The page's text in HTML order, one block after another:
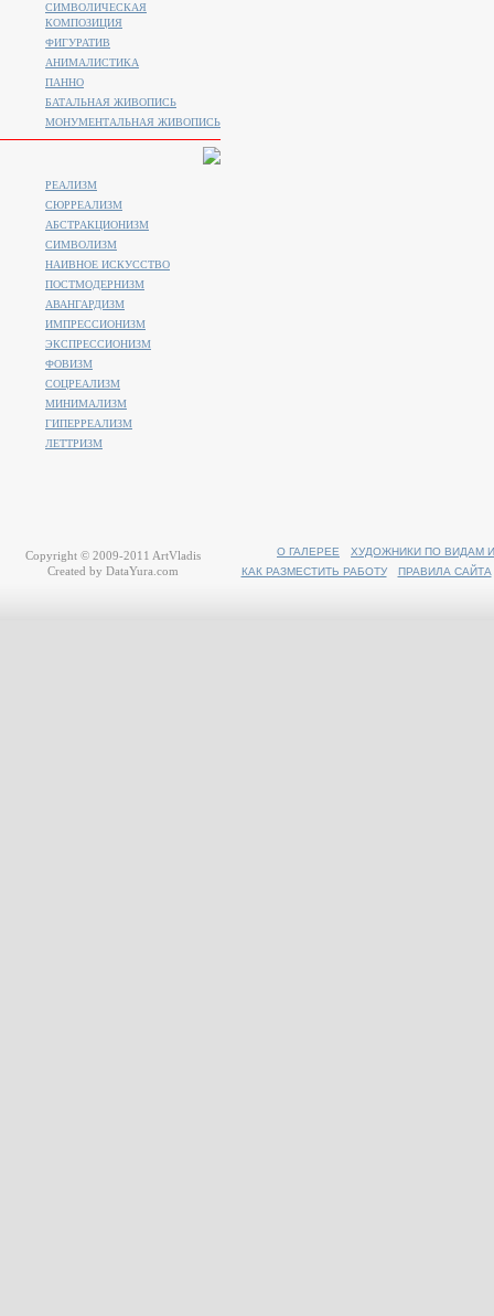
СИМВОЛИЧЕСКАЯ
КОМПОЗИЦИЯ
ФИГУРАТИВ
АНИМАЛИСТИКA
ПАННО
БАТАЛЬНАЯ ЖИВОПИСЬ
МОНУМЕНТАЛЬНАЯ ЖИВОПИСЬ
РЕАЛИЗМ
СЮРРЕАЛИЗМ
АБСТРАКЦИОНИЗМ
СИМВОЛИЗМ
НАИВНОЕ ИСКУССТВО
ПОСТМОДЕРНИЗМ
АВАНГАРДИЗМ
ИМПРЕССИОНИЗМ
ЭКСПРЕССИОНИЗМ
ФОВИЗМ
СОЦРЕАЛИЗМ
МИНИМАЛИЗМ
ГИПЕРРЕАЛИЗМ
ЛЕТТРИЗМ
О ГАЛЕРЕЕ
ХУДОЖНИКИ ПО ВИДАМ
КАК РАЗМЕСТИТЬ РАБОТУ
ПРАВИЛА САЙТА
Copyright © 2009-2011 ArtVladis
Created by DataYura.com